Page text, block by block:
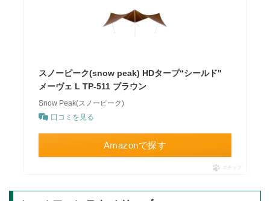
スノーピーク(snow peak) HDタープ“シールド"
メーヴェ L TP-511 ブラウン
Snow Peak(スノーピーク)
口コミを見る
Amazonで探す
ポチップ